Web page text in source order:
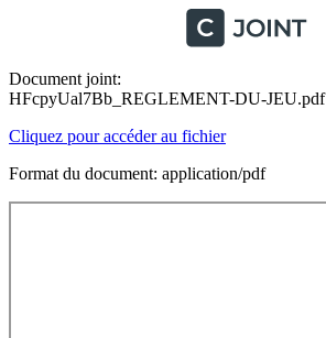
Document joint:
HFcpyUal7Bb_REGLEMENT-DU-JEU.pdf
Cliquez pour accéder au fichier
Format du document: application/pdf